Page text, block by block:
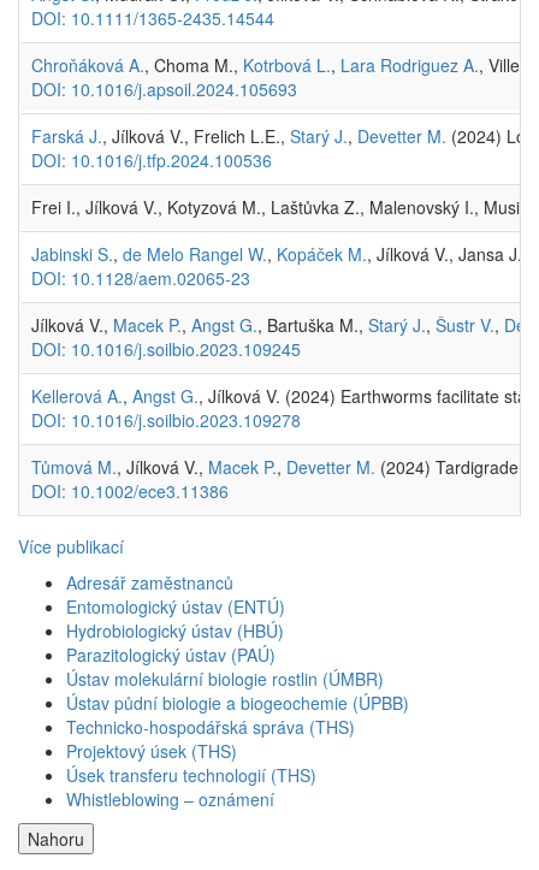
DOI: 10.1111/1365-2435.14544
Chroňáková A., Choma M., Kotrbová L., Lara Rodriguez A.,
DOI: 10.1016/j.apsoil.2024.105693
Farská J., Jílková V., Frelich L.E., Starý J., Devetter M. (2024)
DOI: 10.1016/j.tfp.2024.100536
Frei I., Jílková V., Kotyzová M., Laštůvka Z., Malenovský I., Musil
Jabinski S., de Melo Rangel W., Kopáček M., Jílková V., Jansa J.,
DOI: 10.1128/aem.02065-23
Jílková V., Macek P., Angst G., Bartuška M., Starý J., Šustr V.,
DOI: 10.1016/j.soilbio.2023.109245
Kellerová A., Angst G., Jílková V. (2024) Earthworms facilitate
DOI: 10.1016/j.soilbio.2023.109278
Tůmová M., Jílková V., Macek P., Devetter M. (2024) Tardigrade
DOI: 10.1002/ece3.11386
Více publikací
Adresář zaměstnanců
Entomologický ústav (ENTÚ)
Hydrobiologický ústav (HBÚ)
Parazitologický ústav (PAÚ)
Ústav molekulární biologie rostlin (ÚMBR)
Ústav půdní biologie a biogeochemie (ÚPBB)
Technicko-hospodářská správa (THS)
Projektový úsek (THS)
Úsek transferu technologií (THS)
Whistleblowing – oznámení
Nahoru